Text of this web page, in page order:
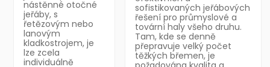
nástěnné otočné
jeřáby, s
řetězovým nebo
lanovým
kladkostrojem, je
lze zcela
individuálně
sofistikovaných jeřábových
řešení pro průmyslové a
tovární haly všeho druhu.
Tam, kde se denně
přepravuje velký počet
těžkých břemen, je